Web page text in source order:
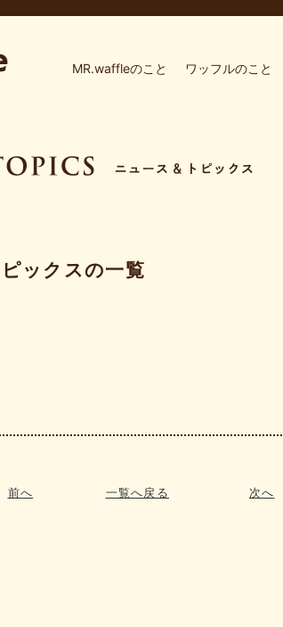
MR.waffleのこと ワッフルのこと
ックスの一覧
前へ 一覧へ戻る 次へ